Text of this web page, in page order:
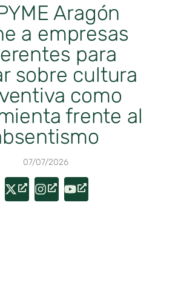
Aragón
a empresas
para
sobre cultura
como
frente al
07/07/2026